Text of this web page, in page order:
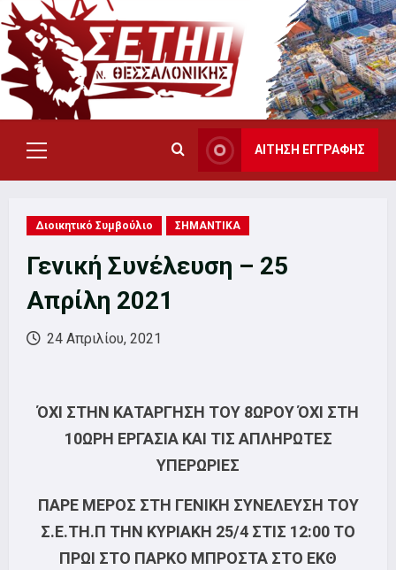
Skip
to
content
Primary
Menu
ΑΙΤΗΣΗ ΕΓΓΡΑΦΗΣ
Διοικητικό Συμβούλιο ΣΗΜΑΝΤΙΚΑ
Γενική Συνέλευση – 25
Απρίλη 2021
24 Απριλίου, 2021
ΌΧΙ ΣΤΗΝ ΚΑΤΑΡΓΗΣΗ ΤΟΥ 8ΩΡΟΥΌΧΙ ΣΤΗ
10ΩΡΗ ΕΡΓΑΣΙΑ ΚΑΙ ΤΙΣ ΑΠΛΗΡΩΤΕΣ
ΥΠΕΡΩΡΙΕΣ
ΠΑΡΕ ΜΕΡΟΣ ΣΤΗ ΓΕΝΙΚΗ ΣΥΝΕΛΕΥΣΗ ΤΟΥ
Σ.Ε.ΤΗ.Π ΤΗΝ ΚΥΡΙΑΚΗ 25/4 ΣΤΙΣ 12:00 ΤΟ
ΠΡΩΙ ΣΤΟ ΠΑΡΚΟ ΜΠΡΟΣΤΑ ΣΤΟ ΕΚΘ